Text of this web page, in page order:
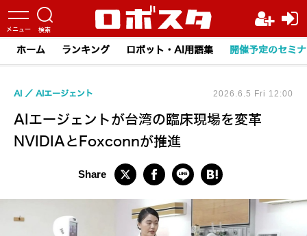
ホーム ランキング ロボット・AI用語集 開催予定のセミ
AIエージェントが台湾の臨床現場を変革
NVIDIAとFoxconnが推進
AI AIエージェント 2026.6.5 Fri 12:00